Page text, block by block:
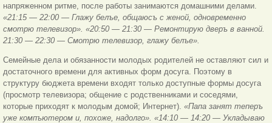
напряженном ритме, после работы занимаются домашними делами.
«21:15 — 22:00 — Глажу белъе, общаюсъ с женой, одновременно
смотрю телевизор». «20:50 — 21:30 — Ремонтирую дверъ в ванной.
21:30 — 22:30 — Смотрю телевизор, глажу белъе».
Семейные дела и обязанности молодых родителей не оставляют сил и
достаточного времени для активных форм досуга. Поэтому в
структуру бюджета времени входят только доступные формы досуга
(просмотр телевизора; общение с родственниками и соседями,
которые приходят к молодым домой; Интернет). «Папа занят теперъ
уже компъютером и, похоже, надолго». «14:10 — 14:20 — Укладываю